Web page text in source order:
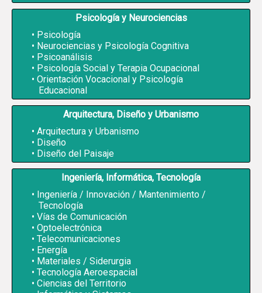
Psicología y Neurociencias
Psicología
Neurociencias y Psicología Cognitiva
Psicoanálisis
Psicología Social y Terapia Ocupacional
Orientación Vocacional y Psicología
Educacional
Arquitectura, Diseño y Urbanismo
Arquitectura y Urbanismo
Diseño
Diseño del Paisaje
Ingeniería, Informática, Tecnología
Ingeniería / Innovación / Mantenimiento /
Tecnología
Vías de Comunicación
Optoelectrónica
Telecomunicaciones
Energía
Materiales / Siderurgia
Tecnología Aeroespacial
Ciencias del Territorio